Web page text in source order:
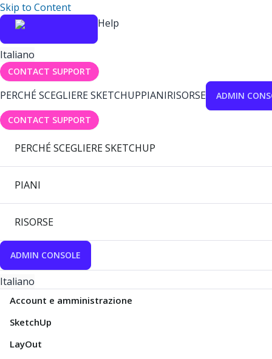
Skip to Content
Help
Italiano
CONTACT SUPPORT
PERCHÉ SCEGLIERE SKETCHUPPIANIRISORSE ADMIN
CONTACT SUPPORT
PERCHÉ SCEGLIERE SKETCHUP
PIANI
RISORSE
ADMIN CONSOLE
Italiano
Account e amministrazione
SketchUp
LayOut